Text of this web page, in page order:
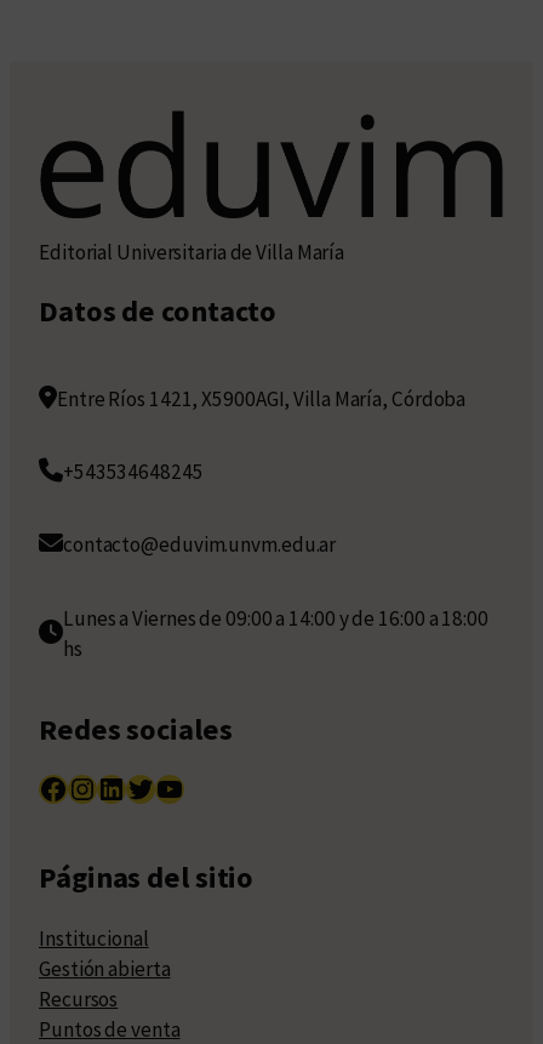
Editorial Universitaria de Villa María
Datos de contacto
Entre Ríos 1421, X5900AGI, Villa María, Córdoba
+543534648245
contacto@eduvim.unvm.edu.ar
Lunes a Viernes de 09:00 a 14:00 y de 16:00 a 18:00
hs
Redes sociales
Facebook InstagramLinkedIn Twitter YouTube
Páginas del sitio
Institucional
Gestión abierta
Recursos
Puntos de venta